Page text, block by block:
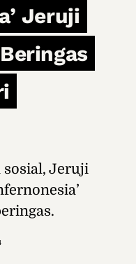
Jeruji
sosial, Jeruji